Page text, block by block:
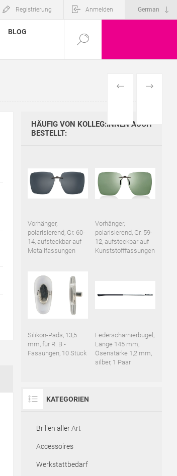
Registrierung Anmelden
BLOG
VORHERIGES
HÄUFIG VON KOLLEG:INNEN AUCH
BESTELLT:
Vorhänger,
polarisierend, Gr. 60-
14, aufsteckbar auf
Metallfassungen
Vorhänger,
polarisierend, Gr. 59-
12, aufsteckbar auf
Kunststofffassungen
Silikon-Pads, 13,5
mm, für R. B.-
Fassungen, 10 Stück
Federscharnierbügel,
Länge 145 mm,
Ösenstärke 1,2 mm,
silber, 1 Paar
KATEGORIEN
Brillen aller Art
Accessoires
Werkstattbedarf